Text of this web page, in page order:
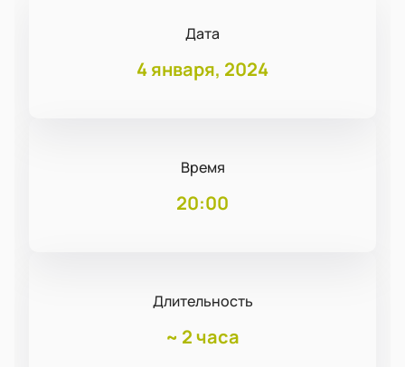
Дата
4 января, 2024
Время
20:00
Длительность
~ 2 часа